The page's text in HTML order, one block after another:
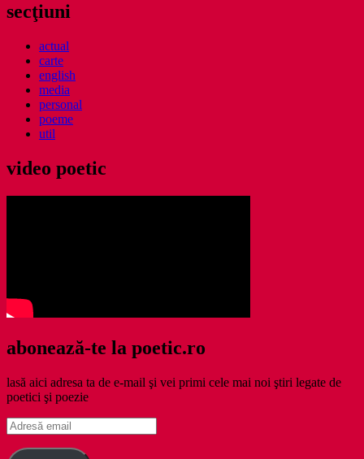
secţiuni
actual
carte
english
media
personal
poeme
util
video poetic
abonează-te la poetic.ro
lasă aici adresa ta de e-mail şi vei primi cele mai noi ştiri legate de
poetici şi poezie
Adresă
email